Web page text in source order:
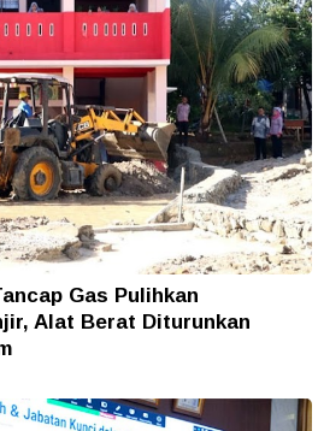
Gas Pulihkan
Alat Berat Diturunkan